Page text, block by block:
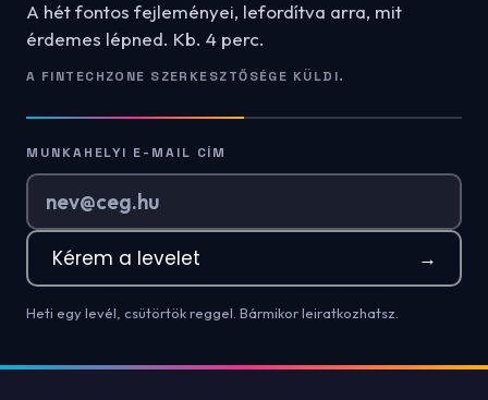
A hét fontos fejleményei, lefordítva arra, mit
érdemes lépned. Kb. 4 perc.
A FINTECHZONE SZERKESZTŐSÉGE KÜLDI.
MUNKAHELYI E-MAIL CÍM
Kérem a levelet →
Heti egy levél, csütörtök reggel. Bármikor leiratkozhatsz.